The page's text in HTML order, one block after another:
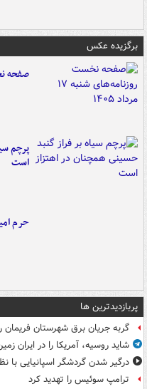
برگزیده عکس
صفحه
پرچم
است
حرم
پربازدیدترین ها
گربه جریان برق شهرستان فریمان
شاید روسیه، آمریکا را در ایران
درگیر شدن گردشگر اسپانیایی با
ترامپ سوئیس را تهدید کرد